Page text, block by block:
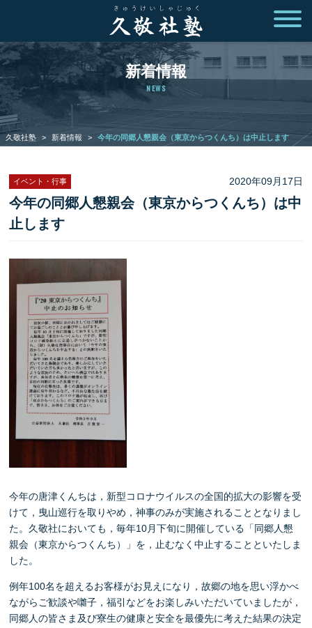
新着情報
NEWS
久敬社塾 > 新着情報 > 今年の同郷人懇親会（東京からつくんち）は中止します
イベント・行事 2020年09月17日
今年の同郷人懇親会（東京からつくんち）は中
止します
今年の唐津くんちは，新型コロナウイルスの全国的拡大の影響を受
けて，曳山巡行を取りやめ，神事のみが実施されることとなりまし
た。久敬社においても，毎年10月下旬に開催している「同郷人懇
親会（東京からつくんち）」を，止むなく中止することといたしま
した。
例年100名を超えるお客様がお見えになり，故郷の地を思い浮かべ
ながらご歓談や囃子，福引などをお楽しみいただいていましたが，
同郷人の皆さま及び寮生の健康と安全を最優先に考えた結果の決定